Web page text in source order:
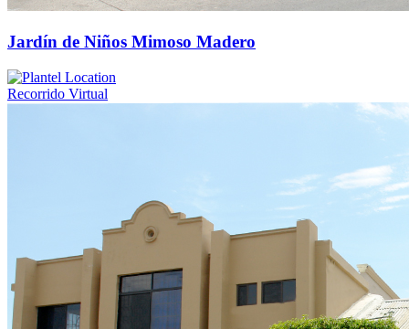
Jardín de Niños Mimoso Madero
Recorrido Virtual